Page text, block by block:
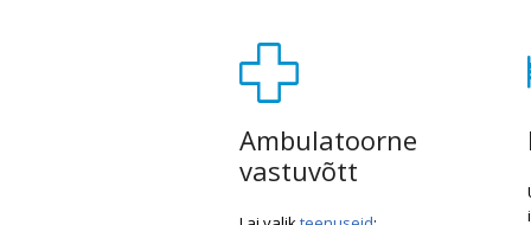
Ambulatoorne
vastuvõtt